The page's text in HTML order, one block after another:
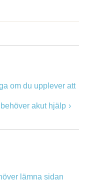
om du upplever att
akut hjälp
lämna sidan